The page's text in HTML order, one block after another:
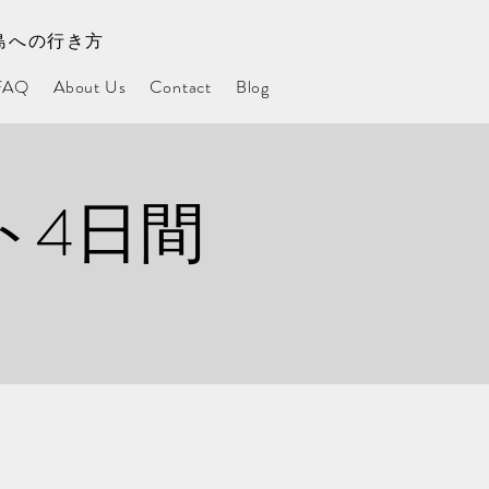
への行き方
About Us Contact Blog
4日間